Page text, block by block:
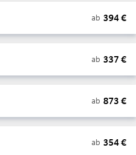
ab 394€
ab 337 €
ab 873 €
ab 354€